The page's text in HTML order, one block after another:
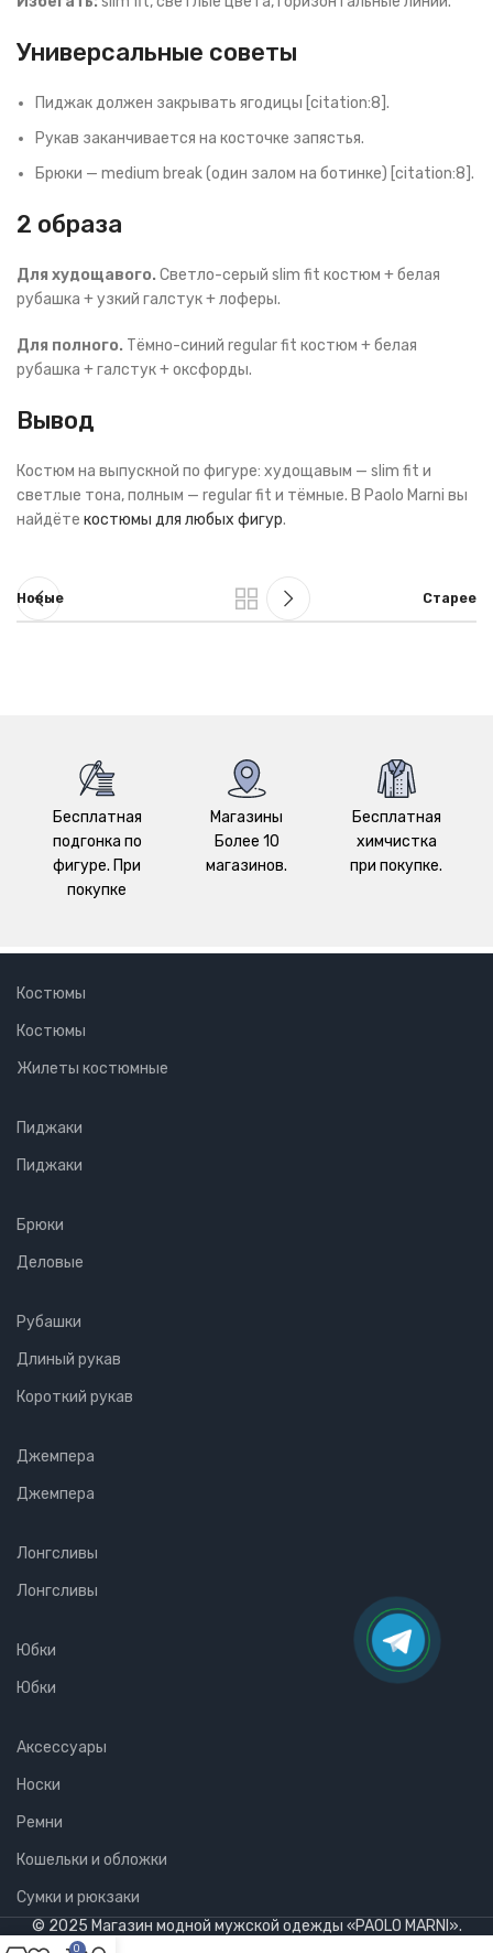
Универсальные советы
Пиджак должен закрывать ягодицы [citation:8].
Рукав заканчивается на косточке запястья.
Брюки — medium break (один залом на ботинке) [citation:8].
2 образа
Для худощавого. Светло-серый slim fit костюм + белая
рубашка + узкий галстук + лоферы.
Для полного. Тёмно-синий regular fit костюм + белая
рубашка + галстук + оксфорды.
Вывод
Костюм на выпускной по фигуре: худощавым — slim fit и
светлые тона, полным — regular fit и тёмные. В Paolo Marni вы
найдёте костюмы для любых фигур.
Новые Старее
Бесплатная
подгонка по
фигуре. При
покупке
Магазины
Более 10
магазинов.
Бесплатная
химчистка
при покупке.
Костюмы
Костюмы
Жилеты костюмные
Пиджаки
Пиджаки
Брюки
Деловые
Рубашки
Длиный рукав
Короткий рукав
Джемпера
Джемпера
Лонгсливы
Лонгсливы
Юбки
Юбки
Аксессуары
Носки
Ремни
Кошельки и обложки
Сумки и рюкзаки
© 2025 Магазин модной мужской одежды «PAOLO MARNI».
0